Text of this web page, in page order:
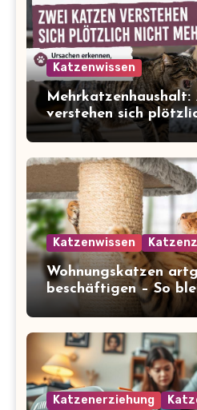
Katzenwissen
Mehrkatzenhaushalt:
verstehen sich
Katzenwissen
Wohnungskatzen
beschäftigen – So
glücklich und gesund
Katzenerziehung